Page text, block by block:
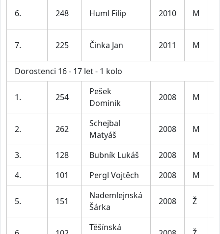
6. 248 Huml Filip 2010 M
7. 225 Činka Jan 2011 M
Dorostenci 16 - 17 let - 1 kolo
1. 254
Pešek
Dominik
2008 M
2. 262
Schejbal
Matyáš
2008 M
3. 128 Bubník Lukáš 2008 M
4.
101 Pergl Vojtěch 2008 M
5. 151
Nademlejnská
Šárka
2008 Ž
Těšínská